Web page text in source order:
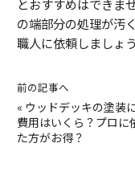
とおすすめはできま
の端部分の処理が汚
職人に依頼しましょう
前の記事へ
« ウッドデッキの塗装
費用はいくら？プロに
た方がお得？